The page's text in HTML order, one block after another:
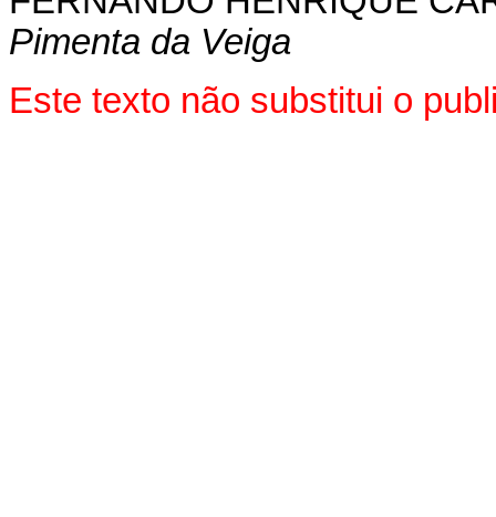
Pimenta da Veiga
Este texto não substitui o